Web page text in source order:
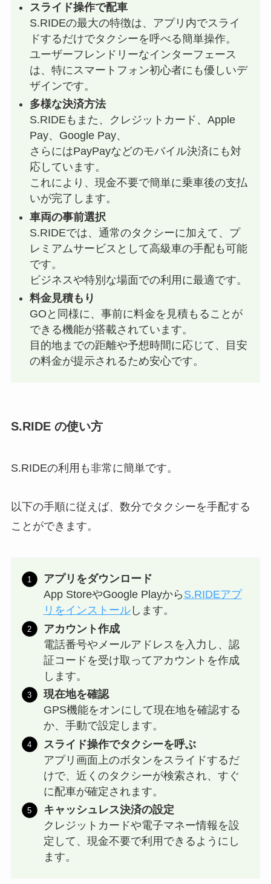
スライド操作で配車
S.RIDEの最大の特徴は、アプリ内でスライ
ドするだけでタクシーを呼べる簡単操作。
ユーザーフレンドリーなインターフェース
は、特にスマートフォン初心者にも優しいデ
ザインです。
多様な決済方法
S.RIDEもまた、クレジットカード、Apple
Pay、Google Pay、
さらにはPayPayなどのモバイル決済にも対
応しています。
これにより、現金不要で簡単に乗車後の支払
いが完了します。
車両の事前選択
S.RIDEでは、通常のタクシーに加えて、プ
レミアムサービスとして高級車の手配も可能
です。
ビジネスや特別な場面での利用に最適です。
料金見積もり
GOと同様に、事前に料金を見積もることが
できる機能が搭載されています。
目的地までの距離や予想時間に応じて、目安
の料金が提示されるため安心です。
S.RIDE の使い方
S.RIDEの利用も非常に簡単です。
以下の手順に従えば、数分でタクシーを手配する
ことができます。
アプリをダウンロード
App StoreやGoogle Playから S.RIDEアプ
リをインストールします。
アカウント作成
電話番号やメールアドレスを入力し、認
証コードを受け取ってアカウントを作成
します。
現在地を確認
GPS機能をオンにして現在地を確認する
か、手動で設定します。
スライド操作でタクシーを呼ぶ
アプリ画面上のボタンをスライドするだ
けで、近くのタクシーが検索され、すぐ
に配車が確定されます。
キャッシュレス決済の設定
クレジットカードや電子マネー情報を設
定して、現金不要で利用できるようにし
ます。